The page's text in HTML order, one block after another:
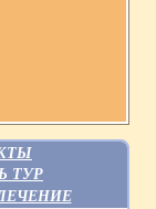
ТУР